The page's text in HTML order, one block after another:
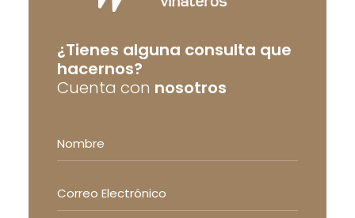
¿Tienes alguna consulta que
hacernos?
Cuenta con nosotros